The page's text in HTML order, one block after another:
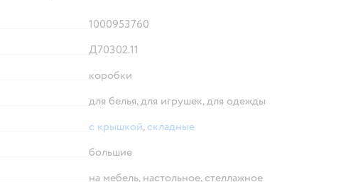
1000953760
Д70302.11
коробки
для белья,для игрушек,для одежды
с крышкой, складные
большие
на мебель, настольное, стеллажное